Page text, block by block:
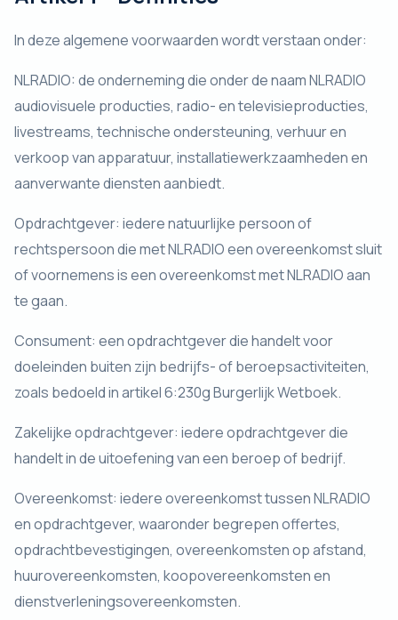
In deze algemene voorwaarden wordt verstaan onder:
NLRADIO: de onderneming die onder de naam NLRADIO
audiovisuele producties, radio- en televisieproducties,
livestreams, technische ondersteuning, verhuur en
verkoop van apparatuur, installatiewerkzaamheden en
aanverwante diensten aanbiedt.
Opdrachtgever: iedere natuurlijke persoon of
rechtspersoon die met NLRADIO een overeenkomst sluit
of voornemens is een overeenkomst met NLRADIO aan
te gaan.
Consument: een opdrachtgever die handelt voor
doeleinden buiten zijn bedrijfs- of beroepsactiviteiten,
zoals bedoeld in artikel 6:230g Burgerlijk Wetboek.
Zakelijke opdrachtgever: iedere opdrachtgever die
handelt in de uitoefening van een beroep of bedrijf.
Overeenkomst: iedere overeenkomst tussen NLRADIO
en opdrachtgever, waaronder begrepen offertes,
opdrachtbevestigingen, overeenkomsten op afstand,
huurovereenkomsten, koopovereenkomsten en
dienstverleningsovereenkomsten.